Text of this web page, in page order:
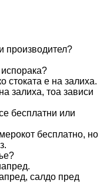
производител?
стоката е на залиха.
залиха, тоа зависи
бесплатни или
бесплатно, но
салдо пред